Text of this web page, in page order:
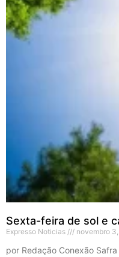
Sexta-feira de sol e
Expresso Noticias novembro
por Redação Conexão